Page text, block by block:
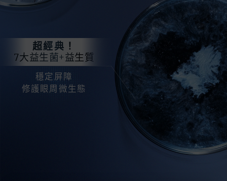
超經典！
7大益生菌+益生質
穩定屏障
修護眼周微生態